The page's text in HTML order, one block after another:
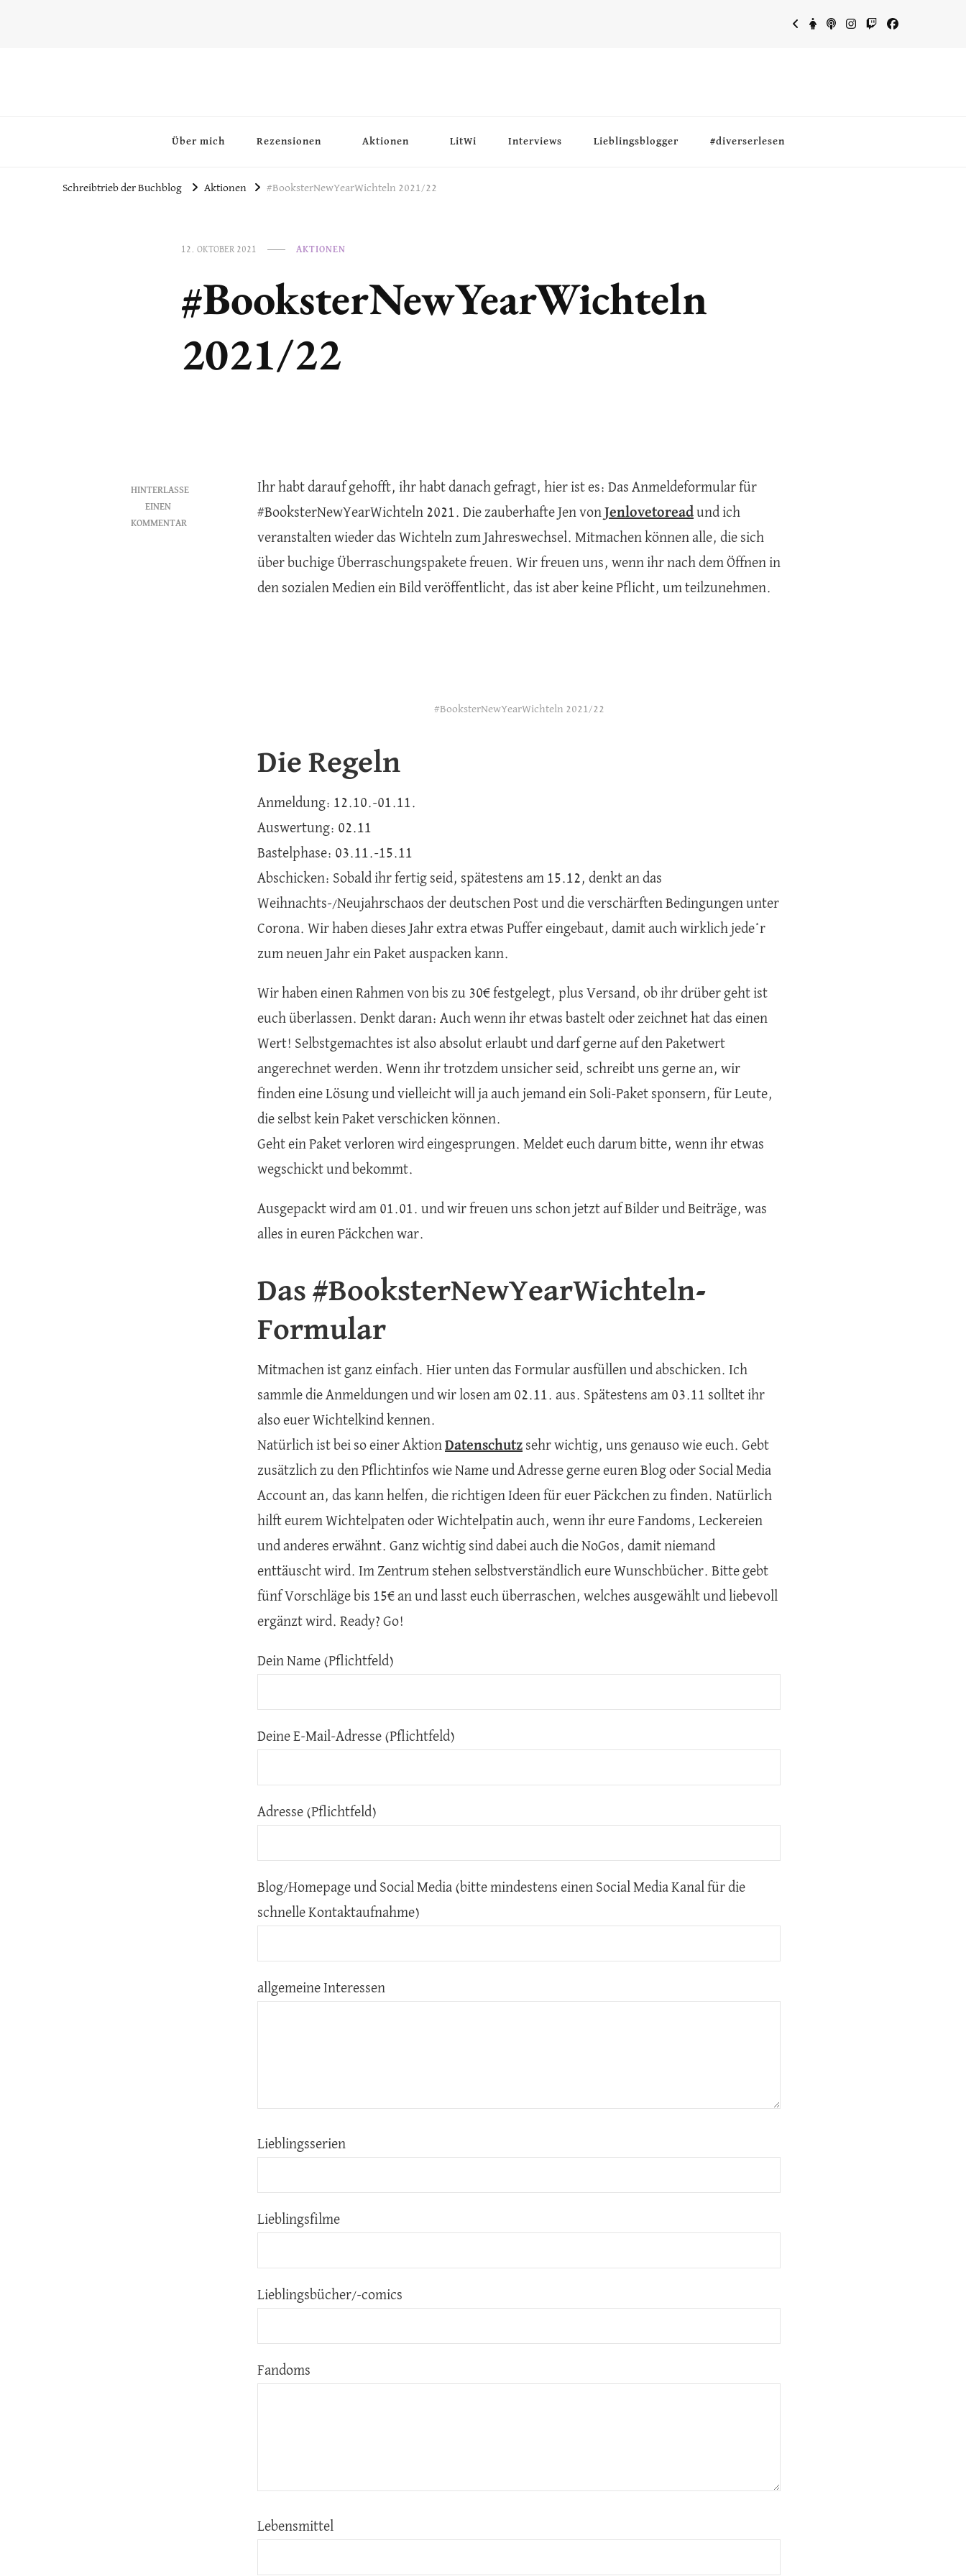
Über mich Rezensionen Aktionen LitWi Interviews Lieblingsblogger #diverserlesen
Schreibtrieb der Buchblog Aktionen #BooksterNewYearWichteln 2021/22
12. OKTOBER 2021 AKTIONEN
#BooksterNewYearWichteln
2021/22
HINTERLASSE
EINEN
KOMMENTAR
#BOOKSTERNEWYEARWICHTELN
Ihr habt darauf gehofft, ihr habt danach gefragt, hier ist es: Das Anmeldeformular für
#BooksterNewYearWichteln 2021. Die zauberhafte Jen von Jenlovetoread und ich
veranstalten wieder das Wichteln zum Jahreswechsel. Mitmachen können alle, die sich
über buchige Überraschungspakete freuen. Wir freuen uns, wenn ihr nach dem Öffnen in
den sozialen Medien ein Bild veröffentlicht, das ist aber keine Pflicht, um teilzunehmen.
#BooksterNewYearWichteln 2021/22
Die Regeln
Anmeldung: 12.10.-01.11.
Auswertung: 02.11
Bastelphase: 03.11.-15.11
Abschicken: Sobald ihr fertig seid, spätestens am 15.12, denkt an das
Weihnachts-/Neujahrschaos der deutschen Post und die verschärften Bedingungen unter
Corona. Wir haben dieses Jahr extra etwas Puffer eingebaut, damit auch wirklich jede*r
zum neuen Jahr ein Paket auspacken kann.
Wir haben einen Rahmen von bis zu 30€ festgelegt, plus Versand, ob ihr drüber geht ist
euch überlassen. Denkt daran: Auch wenn ihr etwas bastelt oder zeichnet hat das einen
Wert! Selbstgemachtes ist also absolut erlaubt und darf gerne auf den Paketwert
angerechnet werden. Wenn ihr trotzdem unsicher seid, schreibt uns gerne an, wir
finden eine Lösung und vielleicht will ja auch jemand ein Soli-Paket sponsern, für Leute,
die selbst kein Paket verschicken können.
Geht ein Paket verloren wird eingesprungen. Meldet euch darum bitte, wenn ihr etwas
wegschickt und bekommt.
Ausgepackt wird am 01.01. und wir freuen uns schon jetzt auf Bilder und Beiträge, was
alles in euren Päckchen war.
Das #BooksterNewYearWichteln-
Formular
Mitmachen ist ganz einfach. Hier unten das Formular ausfüllen und abschicken. Ich
sammle die Anmeldungen und wir losen am 02.11. aus. Spätestens am 03.11 solltet ihr
also euer Wichtelkind kennen.
Natürlich ist bei so einer Aktion Datenschutz sehr wichtig, uns genauso wie euch. Gebt
zusätzlich zu den Pflichtinfos wie Name und Adresse gerne euren Blog oder Social Media
Account an, das kann helfen, die richtigen Ideen für euer Päckchen zu finden. Natürlich
hilft eurem Wichtelpaten oder Wichtelpatin auch, wenn ihr eure Fandoms, Leckereien
und anderes erwähnt. Ganz wichtig sind dabei auch die NoGos, damit niemand
enttäuscht wird. Im Zentrum stehen selbstverständlich eure Wunschbücher. Bitte gebt
fünf Vorschläge bis 15€ an und lasst euch überraschen, welches ausgewählt und liebevoll
ergänzt wird. Ready? Go!
Dein Name (Pflichtfeld)
Deine E-Mail-Adresse (Pflichtfeld)
Adresse (Pflichtfeld)
Blog/Homepage und Social Media (bitte mindestens einen Social Media Kanal für die
schnelle Kontaktaufnahme)
allgemeine Interessen
Lieblingsserien
Lieblingsfilme
Lieblingsbücher/-comics
Fandoms
Lebensmittel